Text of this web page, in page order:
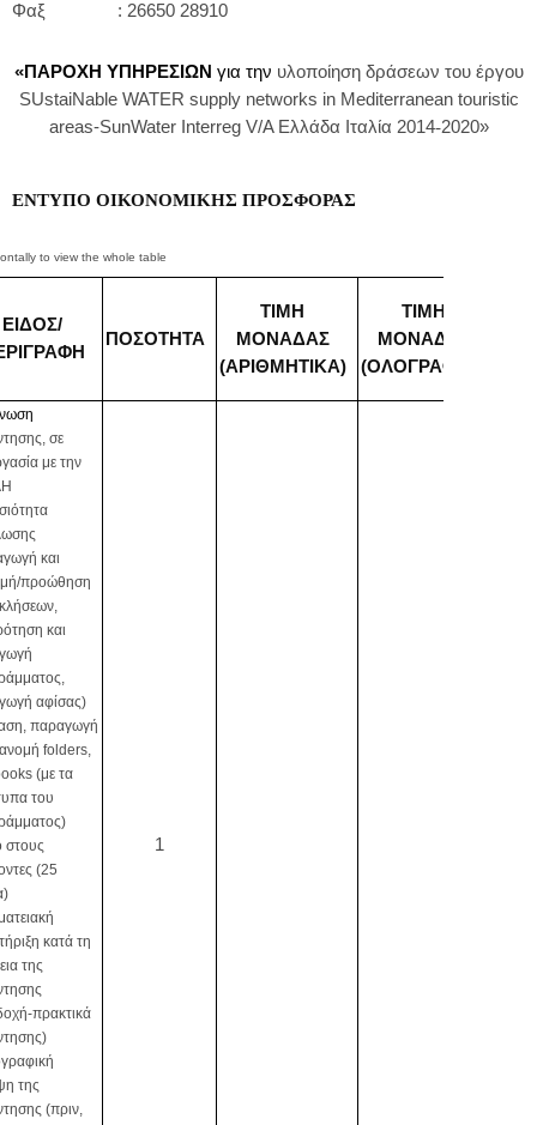
Φαξ : 26650 28910
«ΠΑΡΟΧΗ ΥΠΗΡΕΣΙΩΝ για την υλοποίηση δράσεων του έργου
SUstaiNable WATER supply networks in Mediterranean touristic
areas-SunWater Interreg V/AΕλλάδα Ιταλία 2014‐2020»
ΕΝΤΥΠΟ ΟΙΚΟΝOΜΙΚΗΣ ΠΡΟΣΦΟΡΑΣ
ΕΙΔΟΣ/
ΠΟΣΟΤΗΤΑ
ΤΙΜΗ
ΜΟΝΑΔΑΣ
(ΑΡΙΘΜΗΤΙΚΑ)
ΤΙΜΗ
ΜΟΝΑΔΑΣ
(ΟΛΟΓΡΑΦΩΣ)
σε
με την
και
προώθηση
και
αφίσας)
παραγωγή
folders,
(με τα
του
στους
(25
κατά τη
της
πρακτικά
της
(πριν,
1